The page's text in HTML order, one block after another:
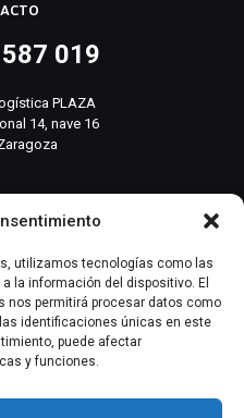
utilizamos tecnologías como las
la información del dispositivo. El
permitirá procesar datos como
identificaciones únicas en este
puede afectar
y funciones.
019
PLAZA
14, nave 16
RELEVANTE